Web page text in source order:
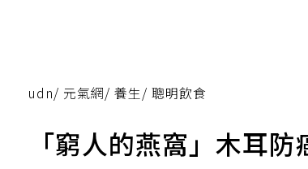
udn/ 元氣網/ 養生/ 聰明飲食
「窮人的燕窩」木耳